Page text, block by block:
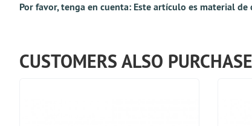
Por favor, tenga en cuenta: Este artículo es material de
CUSTOMERS ALSO